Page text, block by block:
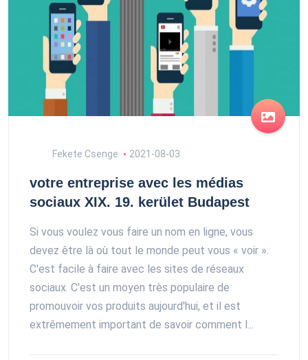
Fekete Csenge 2021-08-03
votre entreprise avec les médias
sociaux XIX. 19. kerület Budapest
Si vous voulez vous faire un nom en ligne, vous
devez être là où tout le monde peut vous « voir ».
C'est facile à faire avec les sites de réseaux
sociaux. C'est un moyen très populaire de
promouvoir vos produits aujourd'hui, et il est
extrêmement important de savoir comment l...